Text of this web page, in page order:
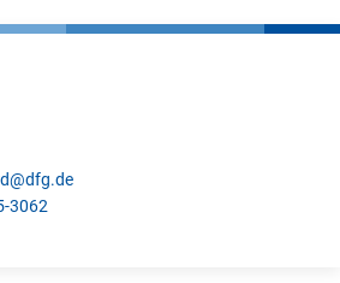
@dfg.de
3062